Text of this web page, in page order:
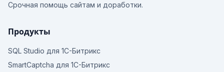
Срочная помощь сайтам и доработки.
Продукты
SQL Studio для 1С-Битрикс
SmartCaptcha для 1С-Битрикс